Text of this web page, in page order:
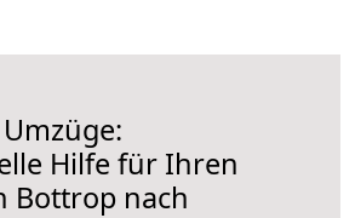
Hilfe für Ihren
Bottrop nach